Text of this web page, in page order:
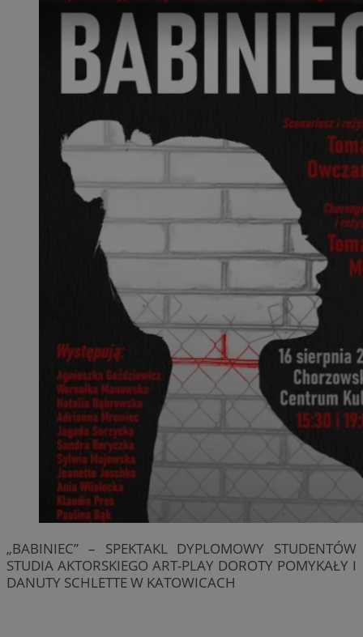
„BABINIEC” – SPEKTAKL DYPLOMOWY STUDENTÓW
STUDIA AKTORSKIEGO ART-PLAY DOROTY POMYKAŁY I
DANUTY SCHLETTE W KATOWICACH